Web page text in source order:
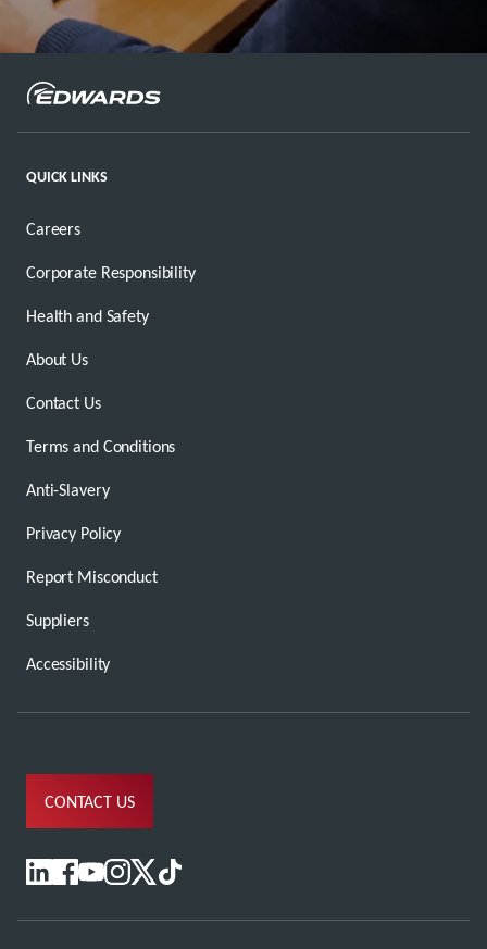
QUICK LINKS
Careers
Corporate Responsibility
Health and Safety
About Us
Contact Us
Terms and Conditions
Anti-Slavery
Privacy Policy
Report Misconduct
Suppliers
Accessibility
CONTACT US